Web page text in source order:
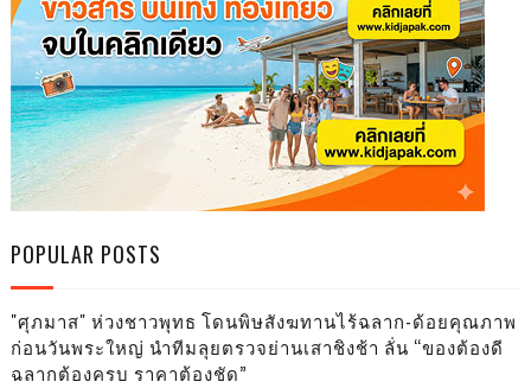
POPULAR POSTS
"ศุภมาส" ห่วงชาวพุทธ โดนพิษสังฆทานไร้ฉลาก-ด้อยคุณภาพ
ก่อนวันพระใหญ่ นำทีมลุยตรวจย่านเสาชิงช้า ลั่น “ของต้องดี
ฉลากต้องครบ ราคาต้องชัด”